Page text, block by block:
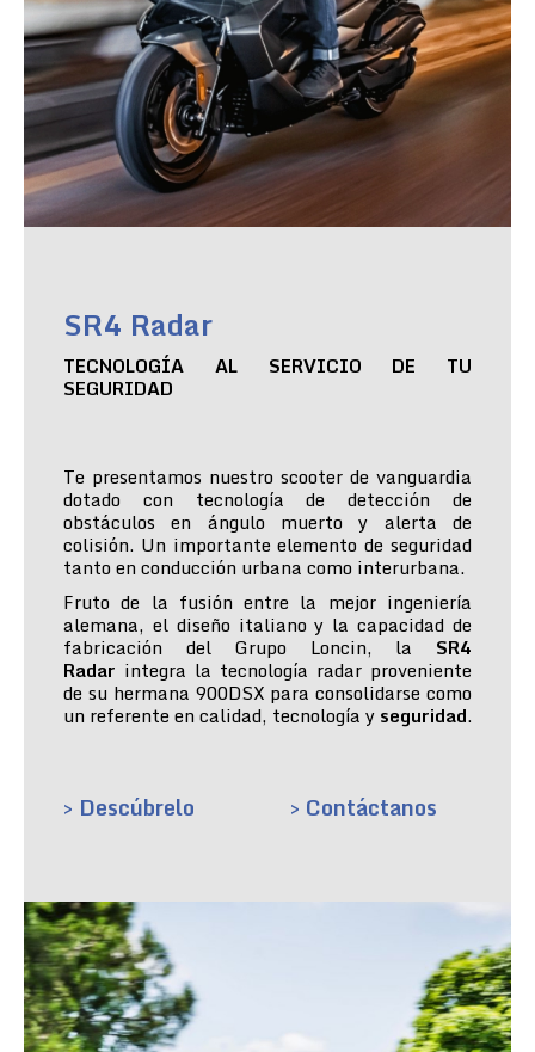
SR4 Radar
TECNOLOGÍA AL SERVICIO DE TU
SEGURIDAD
Te presentamos nuestro scooter de vanguardia
dotado con tecnología de detección de
obstáculos en ángulo muerto y alerta de
colisión. Un importante elemento de seguridad
tanto en conducción urbana como interurbana.
Fruto de la fusión entre la mejor ingeniería
alemana, el diseño italiano y la capacidad de
fabricación del Grupo Loncin, la SR4
Radar integra la tecnología radar proveniente
de su hermana 900DSX para consolidarse como
un referente en calidad, tecnología y seguridad.
> Descúbrelo > Contáctanos